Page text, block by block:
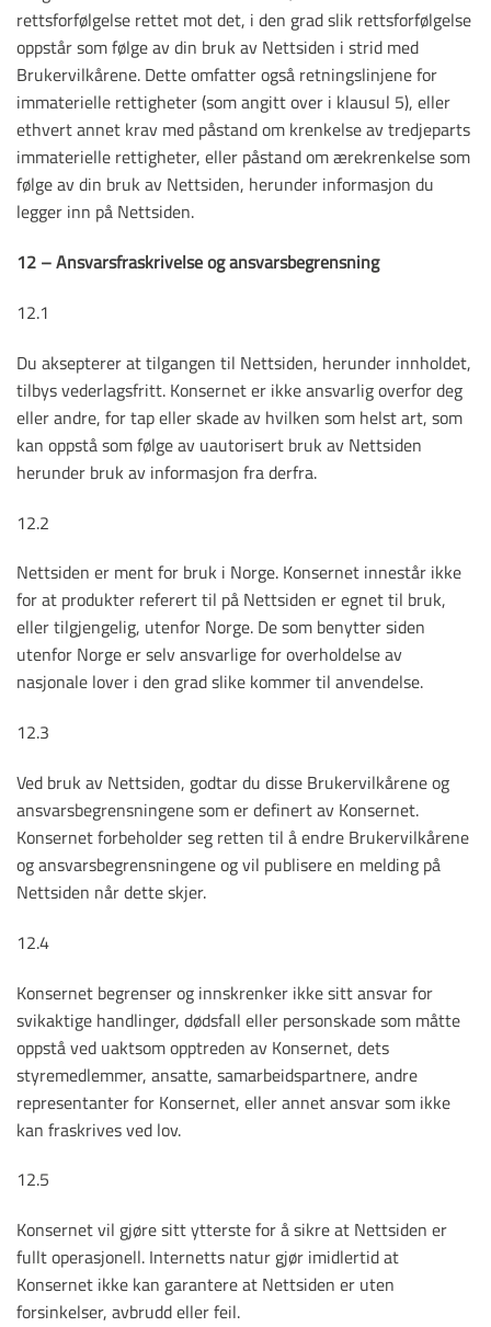
rettsforfølgelse rettet mot det, i den grad slik rettsforfølgelse
oppstår som følge av din bruk av Nettsiden i strid med
Brukervilkårene. Dette omfatter også retningslinjene for
immaterielle rettigheter (som angitt over i klausul 5), eller
ethvert annet krav med påstand om krenkelse av tredjeparts
immaterielle rettigheter, eller påstand om ærekrenkelse som
følge av din bruk av Nettsiden, herunder informasjon du
legger inn på Nettsiden.
12 – Ansvarsfraskrivelse og ansvarsbegrensning
12.1
Du aksepterer at tilgangen til Nettsiden, herunder innholdet,
tilbys vederlagsfritt. Konsernet er ikke ansvarlig overfor deg
eller andre, for tap eller skade av hvilken som helst art, som
kan oppstå som følge av uautorisert bruk av Nettsiden
herunder bruk av informasjon fra derfra.
12.2
Nettsiden er ment for bruk i Norge. Konsernet innestår ikke
for at produkter referert til på Nettsiden er egnet til bruk,
eller tilgjengelig, utenfor Norge. De som benytter siden
utenfor Norge er selv ansvarlige for overholdelse av
nasjonale lover i den grad slike kommer til anvendelse.
12.3
Ved bruk av Nettsiden, godtar du disse Brukervilkårene og
ansvarsbegrensningene som er definert av Konsernet.
Konsernet forbeholder seg retten til å endre Brukervilkårene
og ansvarsbegrensningene og vil publisere en melding på
Nettsiden når dette skjer.
12.4
Konsernet begrenser og innskrenker ikke sitt ansvar for
svikaktige handlinger, dødsfall eller personskade som måtte
oppstå ved uaktsom opptreden av Konsernet, dets
styremedlemmer, ansatte, samarbeidspartnere, andre
representanter for Konsernet, eller annet ansvar som ikke
kan fraskrives ved lov.
12.5
Konsernet vil gjøre sitt ytterste for å sikre at Nettsiden er
fullt operasjonell. Internetts natur gjør imidlertid at
Konsernet ikke kan garantere at Nettsiden er uten
forsinkelser, avbrudd eller feil.